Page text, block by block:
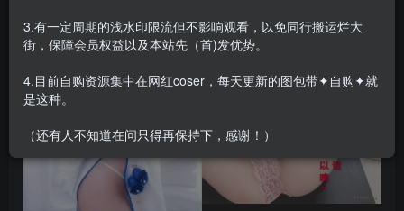
3.有一定周期的浅水印限流但不影响观看，以免同行搬运烂大
街，保障会员权益以及本站先（首)发优势。
4.目前自购资源集中在网红coser，每天更新的图包带✦自购✦就
是这种。
（还有人不知道在问只得再保持下，感谢！）